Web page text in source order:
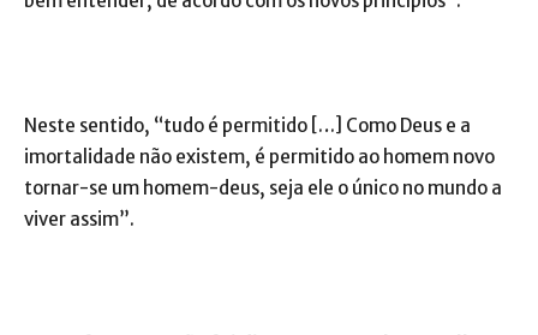
Neste sentido, “tudo é permitido […] Como Deus e a
imortalidade não existem, é permitido ao homem novo
tornar-se um homem-deus, seja ele o único no mundo a
viver assim”.